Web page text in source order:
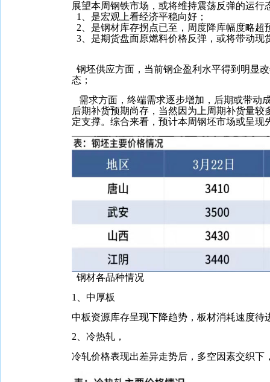
展望本周钢铁市场，或将维持震荡反弹的运行
1、是宏观上看经济平稳向好；
2、是钢材库存拐点已至，周度降库幅度略超
3、是期货盘面原燃料价格反弹，或将带动现
钢坯供应方面，当前钢企盈利水平得到明显
态；
需求方面，终端需求逐步增加，后期或带动
后期补货预期尚存，当然因为上周期补货量
定支撑。综合来看，预计本周钢坯市场或呈现
钢材各品种情况
1、中厚板
中板资源库存呈现下降趋势，板材消耗速度
2、冷热轧，
冷轧价格表现出差异走势后，多空因素交织